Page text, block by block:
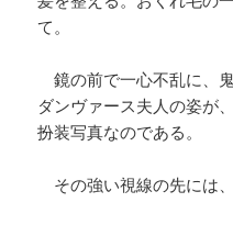
て。
鏡の前で一心不乱に、
ダンヴァース夫人の姿が
扮装写真なのである。
その強い視線の先には